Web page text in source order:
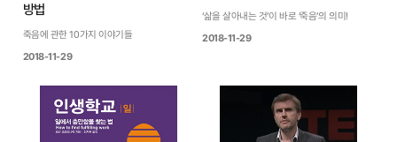
방법
죽음에 관한 10가지 이야기들
2018-11-29
‘삶을 살아내는 것’이 바로 ‘죽음’의 의미!
2018-11-29